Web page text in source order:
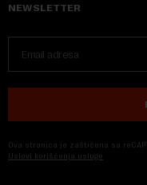
NEWSLETTER
Ova stranica je zaštićena sa
Uslovi korišćenja usluge